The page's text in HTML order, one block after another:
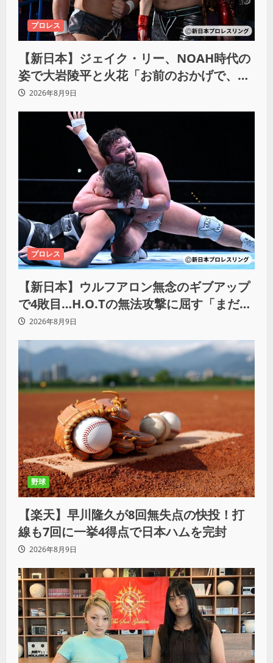
プロレス
【新日本】ジェイク・リー、NOAH時代の
姿で大岩陵平と火花「お前のおかげで、忘
れてたもの思い出したわ」
2026年8月9日
プロレス
【新日本】ウルフアロン無念のギブアップ
で4敗目…H.O.Tの無法攻撃に屈す「まだま
だ俺自身の力はこんなもんだなって」
2026年8月9日
野球
【楽天】早川隆久が8回無失点の快投！打
線も7回に一挙4得点で日本ハムを完封
2026年8月9日